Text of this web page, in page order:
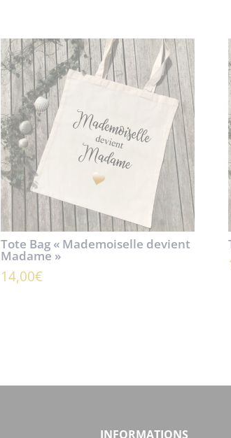
Tote Bag « Mademoiselle devient
Madame »
14,00€
INFORMATIONS